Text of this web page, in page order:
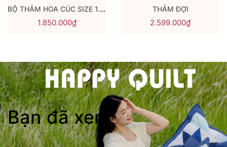
BỘ THẢM HOA CÚC SIZE 1.5M
1.850.000₫
THẢM ĐỢI
2.599.000₫
Bạn đã xem